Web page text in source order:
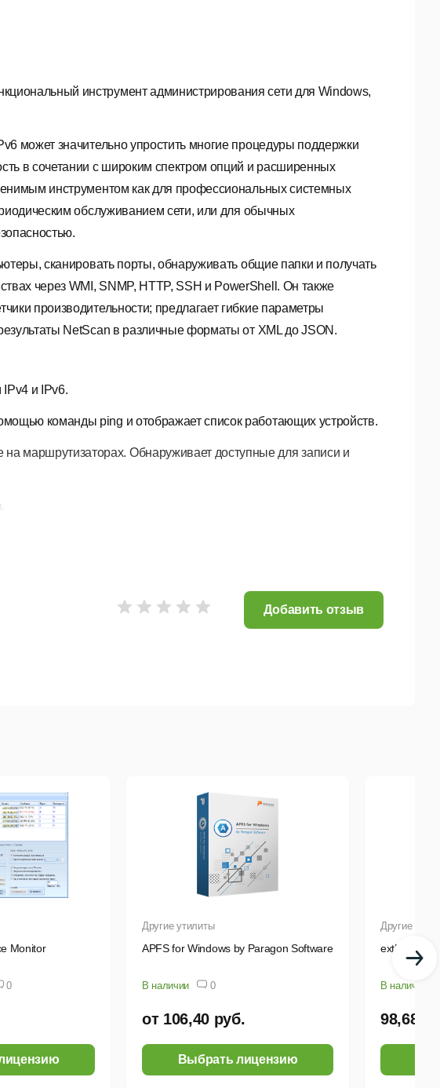
инструмент администрирования сети для Windows,
может значительно упростить многие процедуры поддержки
в сочетании с широким спектром опций и расширенных
инструментом как для профессиональных системных
обслуживанием сети, или для обычных
сканировать порты, обнаруживать общие папки и получать
через WMI, SNMP, HTTP, SSH и PowerShell. Он также
производительности; предлагает гибкие параметры
NetScan в различные форматы от XML до JSON.
и IPv6.
команды ping и отображает список работающих устройств.
маршрутизаторах. Обнаруживает доступные для записи и
учетных записях пользователей, времени
Добавить отзыв
Monitor
0
Другие утилиты
APFS for Windows by Paragon Software
В наличии 0
от 106,40 руб.
Выбрать лицензию
Другие
extFS for
В наличии
98,68